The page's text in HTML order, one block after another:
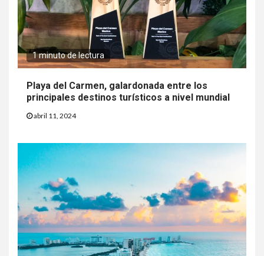
1 minuto de lectura
Playa del Carmen, galardonada entre los
principales destinos turísticos a nivel mundial
abril 11, 2024